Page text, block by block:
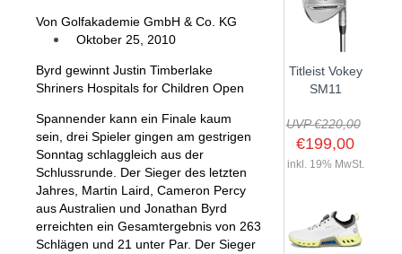
SHOP
GOLFSCHLÄGER
Von Golfakademie GmbH & Co. KG
Oktober 25, 2010
Byrd gewinnt Justin Timberlake
Shriners Hospitals for Children Open
Spannender kann ein Finale kaum
sein, drei Spieler gingen am gestrigen
Sonntag schlaggleich aus der
Schlussrunde. Der Sieger des letzten
Jahres, Martin Laird, Cameron Percy
aus Australien und Jonathan Byrd
erreichten ein Gesamtergebnis von 263
Schlägen und 21 unter Par. Der Sieger
Titleist Vokey
SM11
UVP €220,00
€199,00
inkl. 19% MwSt.